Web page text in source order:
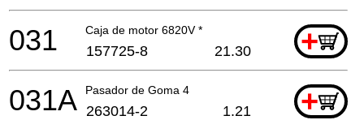
Caja de motor 6820V * +
031 157725-8 21.30
Pasador de Goma 4 +
031A 263014-2 1.21